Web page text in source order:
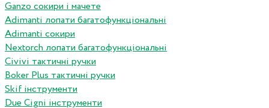
Ganzo сокири і мачете
Adimanti лопати багатофункціональні
Adimanti сокири
Nextorch лопати багатофункціональні
Сivivi тактичні ручки
Boker Plus тактичні ручки
Skif інструменти
Due Cigni інструменти